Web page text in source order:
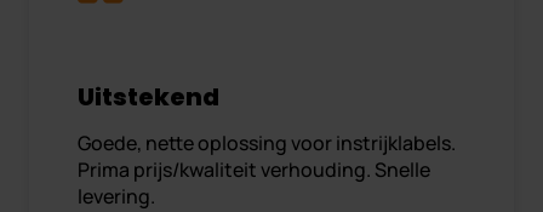
Uitstekend
Goede, nette oplossing voor instrijklabels.
Prima prijs/kwaliteit verhouding. Snelle
levering.